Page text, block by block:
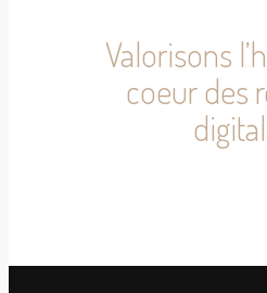
Valorisons
coeur des